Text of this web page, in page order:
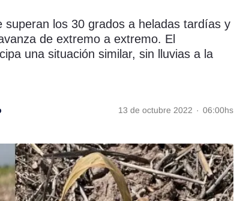
los 30 grados a heladas tardías y
de extremo a extremo. El
una situación similar, sin lluvias a la
13 de octubre 2022 · 06:00hs